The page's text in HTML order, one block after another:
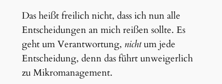
Das heißt freilich nicht, dass ich nun alle
Entscheidungen an mich reißen sollte. Es
geht um Verantwortung, nichtum jede
Entscheidung, denn das führt unweigerlich
zu Mikromanagement.